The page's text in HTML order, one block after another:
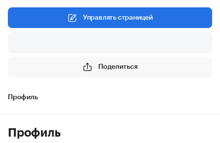
Управлять страницей
Поделиться
Профиль
Профиль